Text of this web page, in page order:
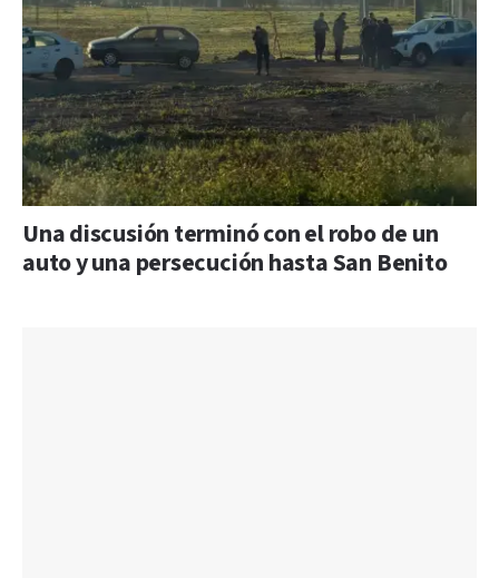
Una discusión terminó con el robo de un
auto y una persecución hasta San Benito